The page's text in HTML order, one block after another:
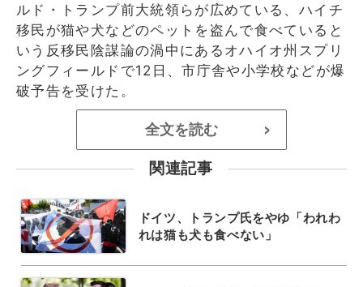
ルド・トランプ前大統領らが広めている、ハイチ
移民が猫や犬などのペットを盗んで食べていると
いう反移民陰謀論の渦中にあるオハイオ州スプリ
ングフィールドで12日、市庁舎や小学校などが爆
破予告を受けた。
全文を読む >
関連記事
ドイツ、トランプ氏をやゆ「われわ
れは猫も犬も食べない」